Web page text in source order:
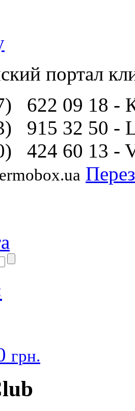
портал
622 09 18 -
915 32 50 -
424 60 13 -
грн.